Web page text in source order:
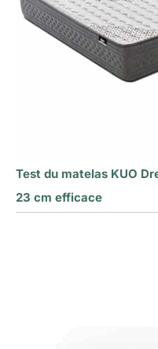
Test du matelas KUO
23 cm efficace